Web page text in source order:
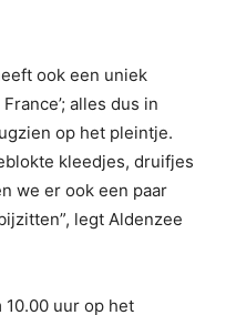
ook een uniek
alles dus in
op het pleintje.
kleedjes, druifjes
we er ook een paar
legt Aldenzee
10.00 uur op het